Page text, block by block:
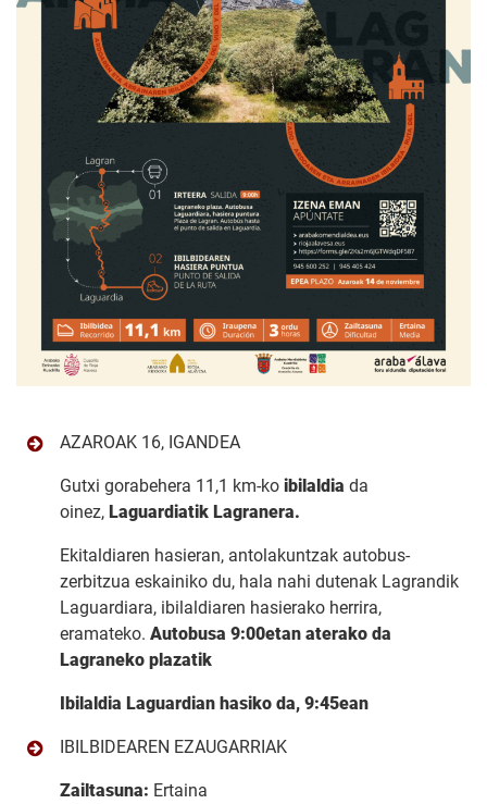
AZAROAK 16, IGANDEA
Gutxi gorabehera 11,1 km-ko ibilaldia da
oinez, Laguardiatik Lagranera.
Ekitaldiaren hasieran, antolakuntzak autobus-
zerbitzua eskainiko du, hala nahi dutenak Lagrandik
Laguardiara, ibilaldiaren hasierako herrira,
eramateko. Autobusa 9:00etan aterako da
Lagraneko plazatik
Ibilaldia Laguardian hasiko da, 9:45ean
IBILBIDEAREN EZAUGARRIAK
Zailtasuna: Ertaina